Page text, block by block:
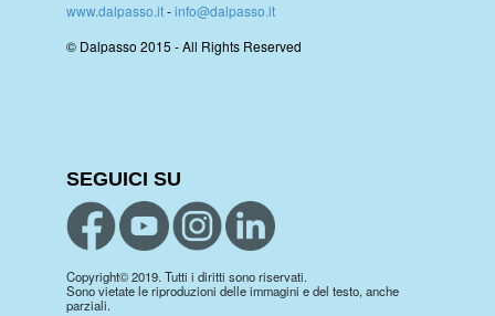
www.dalpasso.it-info@dalpasso.it
© Dalpasso 2015 - All Rights Reserved
SEGUICI SU
Copyright© 2019. Tutti i diritti sono riservati.
Sono vietate le riproduzioni delle immagini e del testo, anche
parziali.